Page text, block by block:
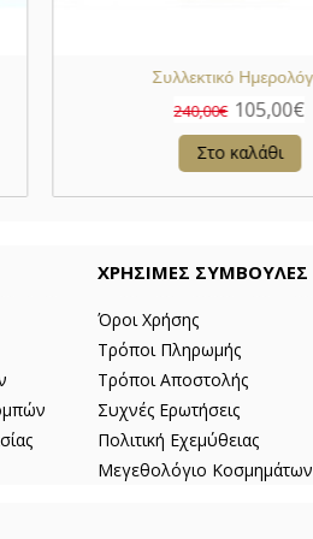
Βικτωριανή Πουδριέρα με Μαλαχίτη
3.350,00€
Στο καλάθι
ΧΡΗΣΙΜΕΣ ΣΥΜΒΟΥΛΕΣ
Όροι Χρήσης
Τρόποι Πληρωμής
Τρόποι Αποστολής
Συχνές Ερωτήσεις
Πολιτική Εχεμύθειας
Μεγεθολόγιο Κοσμημάτων